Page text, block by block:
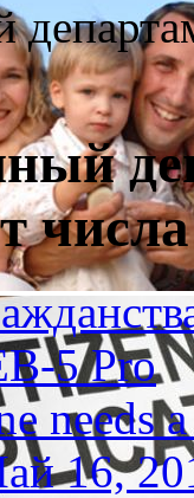
5 Pro
needs
16,